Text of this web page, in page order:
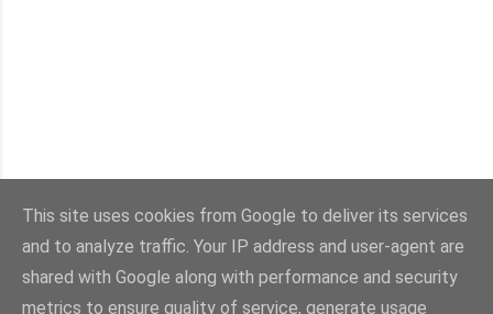
Con la tecnología de Blogger
Imágenes del tema: sebastian-julian
This site uses cookies from Google to deliver its services
and to analyze traffic. Your IP address and user-agent are
shared with Google along with performance and security
metrics to ensure quality of service, generate usage